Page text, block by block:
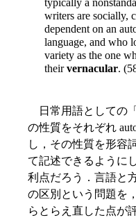
writers are socially,
dependent on an
language, and who
variety as the one
theirvernacular.
日常用語としての
の性質をそれぞれ
し，その性質を形容
て記述できるように
利点だろう．言語と
の区別という問題を
らとらえ直した点が